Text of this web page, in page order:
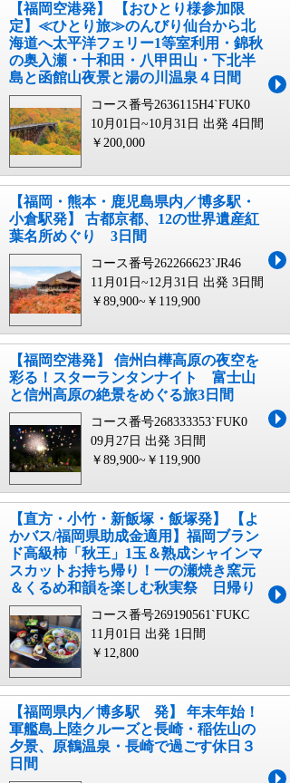
【福岡空港発】 【おひとり様参加限
定】≪ひとり旅≫のんびり仙台から北
海道へ太平洋フェリー1等室利用・錦秋
の奥入瀬・十和田・八甲田山・下北半
島と函館山夜景と湯の川温泉４日間
コース番号2636115H4`FUK0
10月01日~10月31日 出発 4日間
￥200,000
【福岡・熊本・鹿児島県内／博多駅・
小倉駅発】 古都京都、12の世界遺産紅
葉名所めぐり 3日間
コース番号262266623`JR46
11月01日~12月31日 出発 3日間
￥89,900~￥119,900
【福岡空港発】 信州白樺高原の夜空を
彩る！スターランタンナイト 富士山
と信州高原の絶景をめぐる旅3日間
コース番号268333353`FUK0
09月27日 出発 3日間
￥89,900~￥119,900
【直方・小竹・新飯塚・飯塚発】 【よ
かバス/福岡県助成金適用】福岡ブラン
ド高級柿「秋王」1玉＆熟成シャインマ
スカットお持ち帰り！一の瀬焼き窯元
＆くるめ和韻を楽しむ秋実祭 日帰り
コース番号269190561`FUKC
11月01日 出発 1日間
￥12,800
【福岡県内／博多駅 発】 年末年始！
軍艦島上陸クルーズと長崎・稲佐山の
夕景、原鶴温泉・長崎で過ごす休日３
日間